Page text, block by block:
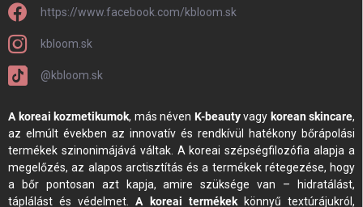
https://www.facebook.com/kbloom.sk
kbloom.sk
@kbloom.sk
A koreai kozmetikumok, más néven K-beautyvagy korean skincare,
az elmúlt években az innovatív és rendkívül hatékony bőrápolási
termékek szinonimájává váltak. A koreai szépségfilozófia alapja a
megelőzés, az alapos arctisztítás és a termékek rétegezése, hogy
a bőr pontosan azt kapja, amire szüksége van – hidratálást,
táplálást és védelmet.A koreai termékekkönnyű textúrájukról,